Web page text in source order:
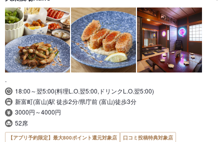
-
18:00～翌5:00(料理L.O.翌5:00,ドリンクL.O.翌5:00)
新富町(富山)駅 徒歩2分/県庁前 (富山)徒歩3分
3000円～4000円
52席
【アプリ予約限定】最大800ポイント還元対象店 口コミ投稿特典対象店